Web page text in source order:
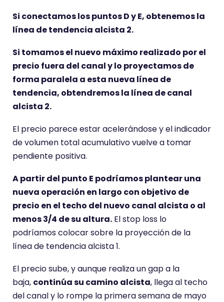
Si conectamos los puntos D y E, obtenemos la
línea de tendencia alcista 2.
Si tomamos el nuevo máximo realizado por el
precio fuera del canal y lo proyectamos de
forma paralela a esta nueva línea de
tendencia, obtendremos la línea de canal
alcista 2.
El precio parece estar acelerándose y el indicador
de volumen total acumulativo vuelve a tomar
pendiente positiva.
A partir del punto E podríamos plantear una
nueva operación en largo con objetivo de
precio en el techo del nuevo canal alcista o al
menos 3/4 de su altura. El stop loss lo
podríamos colocar sobre la proyección de la
línea de tendencia alcista 1.
El precio sube, y aunque realiza un gap a la
baja, continúa su camino alcista, llega al techo
del canal y lo rompe la primera semana de mayo